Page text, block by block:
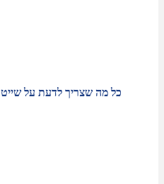
כל מה שצריך לדעת על שייט